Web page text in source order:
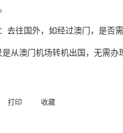
去往国外，如经过澳门，是否
是从澳门机场转机出国，无需
打印 收藏